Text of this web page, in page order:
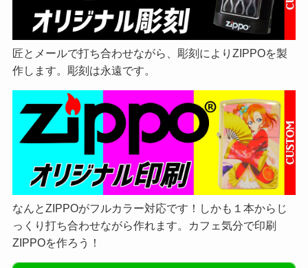
匠とメールで打ち合わせながら、彫刻によりZIPPOを製
作します。彫刻は永遠です。
なんとZIPPOがフルカラー対応です！しかも１本からじ
っくり打ち合わせながら作れます。カフェ気分で印刷
ZIPPOを作ろう！